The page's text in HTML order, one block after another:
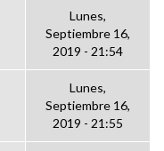
Lunes,
Septiembre 16,
2019 - 21:54
Lunes,
Septiembre 16,
2019 - 21:55